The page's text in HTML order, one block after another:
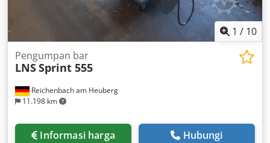
1 / 10
Reichenbach am Heuberg
11.198 km
Pengumpan bar
LNSSprint 555
Informasi harga Hubungi